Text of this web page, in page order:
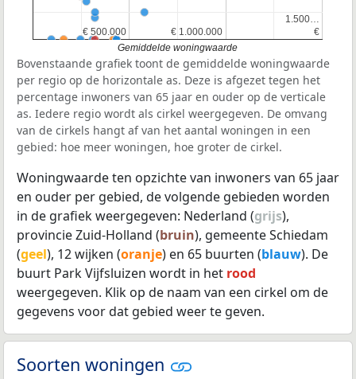
€ 500.000
€ 500.000 € 1.000.000
€ 1.000.000 €
€
1.500…
1.500…
Gemiddelde woningwaarde
Bovenstaande grafiek toont de gemiddelde woningwaarde
per regio op de horizontale as. Deze is afgezet tegen het
percentage inwoners van 65 jaar en ouder op de verticale
as. Iedere regio wordt als cirkel weergegeven. De omvang
van de cirkels hangt af van het aantal woningen in een
gebied: hoe meer woningen, hoe groter de cirkel.
Woningwaarde ten opzichte van inwoners van 65 jaar
en ouder per gebied, de volgende gebieden worden
in de grafiek weergegeven: Nederland (grijs),
provincie Zuid-Holland (bruin), gemeente Schiedam
(geel), 12 wijken (oranje) en 65 buurten (blauw). De
buurt Park Vijfsluizen wordt in het rood
weergegeven. Klik op de naam van een cirkel om de
gegevens voor dat gebied weer te geven.
Soorten woningen